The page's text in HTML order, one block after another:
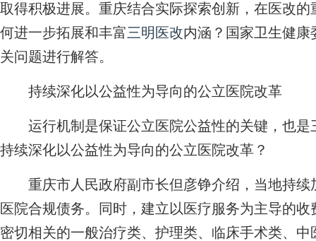
取得积极进展。重庆结合实际探索创新，在医改
何进一步拓展和丰富三明医改内涵？国家卫生健
关问题进行解答。
持续深化以公益性为导向的公立医院改革
运行机制是保证公立医院公益性的关键，也是
持续深化以公益性为导向的公立医院改革？
重庆市人民政府副市长但彦铮介绍，当地持续
医院合规债务。同时，建立以医疗服务为主导的
密切相关的一般治疗类、护理类、临床手术类、